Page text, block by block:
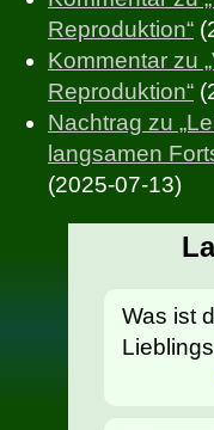
Reproduktion“
Kommentar zu
Reproduktion“
Nachtrag zu
langsamen
(2025-07-13)
Was ist